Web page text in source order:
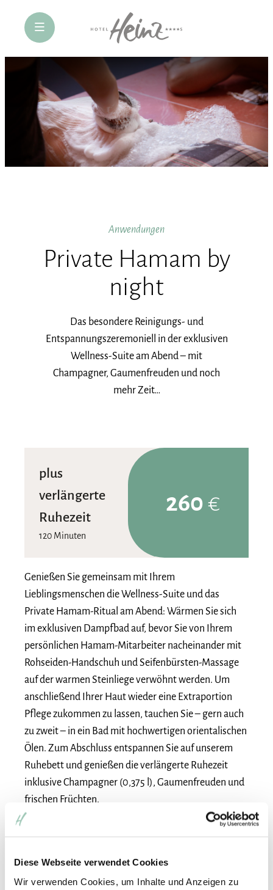
Diese Webseite verwendet Cookies
Wir verwenden Cookies, um Inhalte und Anzeigen zu
öffne Navigation
Anwendungen
Private Hamam by
night
Das besondere Reinigungs- und
Entspannungszeremoniell in der exklusiven
Wellness-Suite am Abend – mit
Champagner, Gaumenfreuden und noch
mehr Zeit…
plus
verlängerte
Ruhezeit
120 Minuten
260 €
Genießen Sie gemeinsam mit Ihrem
Lieblingsmenschen die Wellness-Suite und das
Private Hamam-Ritual am Abend: Wärmen Sie sich
im exklusiven Dampfbad auf, bevor Sie von Ihrem
persönlichen Hamam-Mitarbeiter nacheinander mit
Rohseiden-Handschuh und Seifenbürsten-Massage
auf der warmen Steinliege verwöhnt werden. Um
anschließend Ihrer Haut wieder eine Extraportion
Pflege zukommen zu lassen, tauchen Sie – gern auch
zu zweit – in ein Bad mit hochwertigen orientalischen
Ölen. Zum Abschluss entspannen Sie auf unserem
Ruhebett und genießen die verlängerte Ruhezeit
inklusive Champagner (0,375 l), Gaumenfreuden und
frischen Früchten.